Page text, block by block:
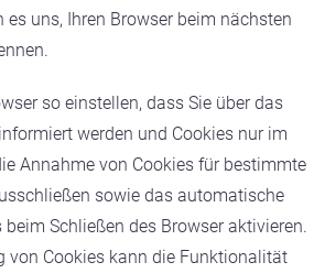
es uns, Ihren Browser beim nächsten
so einstellen, dass Sie über das
werden und Cookies nur im
Annahme von Cookies für bestimmte
sowie das automatische
beim Schließen des Browser aktivieren.
von Cookies kann die Funktionalität